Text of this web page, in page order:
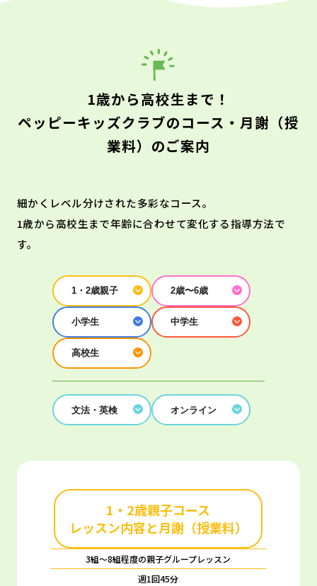
1歳から高校生まで！
ペッピーキッズクラブのコース・月謝（授
業料）のご案内
細かくレベル分けされた多彩なコース。
1歳から高校生まで年齢に合わせて変化する指導方法で
す。
1・2歳親子 2歳〜6歳
小学生 中学生
高校生
文法・英検 オンライン
1・2歳親子コース
レッスン内容と月謝（授業料）
3組～8組程度の親子グループレッスン
週1回45分